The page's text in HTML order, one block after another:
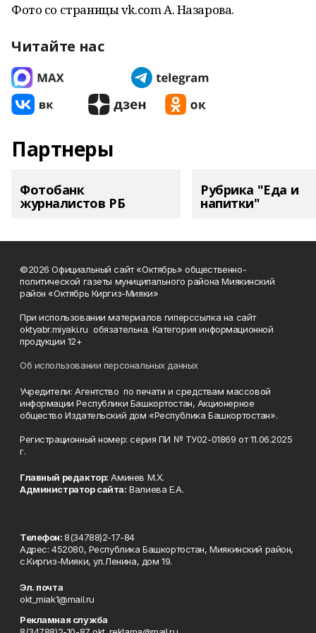
Фото со страницы vk.com А. Назарова.
Читайте нас
Партнеры
Фотобанк
журналистов РБ
Рубрика "Еда и
напитки"
©2026 Официальный сайт «Октябрь» общественно-
политической газеты муниципального района Миякинский
район «Октябрь Киргиз-Мияки»
При использовании материалов гиперссылка на сайт
oktyabr.miyaki.ru обязательна. Категория информационной
продукции 12+
Об использовании персональных данных
Учредители: Агентство по печати и средствам массовой
информации Республики Башкортостан, Акционерное
общество Издательский дом «Республика Башкортостан».
Регистрационный номер: серия ПИ № ТУ02-01869 от 11.06.2025
г.
Главный редактор: Аминев М.Х.
Администратор сайта: Валиева Е.А.
Телефон:8(34788)2-17-84
Адрес: 452080, Республика Башкортостан, Миякинский район,
с.Киргиз-Мияки, ул.Ленина, дом 19.
Эл. почта
okt_miak1@mail.ru
Рекламная служба